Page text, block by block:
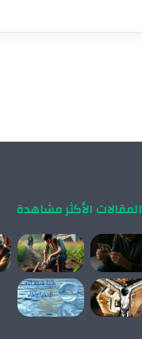
المقالات الأكثر مشاهدة